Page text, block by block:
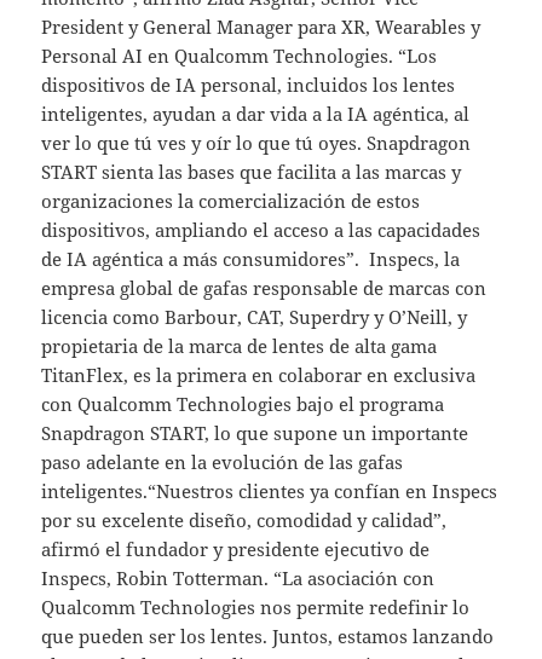
President y General Manager para XR, Wearables y
Personal AI en Qualcomm Technologies. “Los
dispositivos de IA personal, incluidos los lentes
inteligentes, ayudan a dar vida a la IA agéntica, al
ver lo que tú ves y oír lo que tú oyes. Snapdragon
START sienta las bases que facilita a las marcas y
organizaciones la comercialización de estos
dispositivos, ampliando el acceso a las capacidades
de IA agéntica a más consumidores”. Inspecs, la
empresa global de gafas responsable de marcas con
licencia como Barbour, CAT, Superdry y O’Neill, y
propietaria de la marca de lentes de alta gama
TitanFlex, es la primera en colaborar en exclusiva
con Qualcomm Technologies bajo el programa
Snapdragon START, lo que supone un importante
paso adelante en la evolución de las gafas
inteligentes.“Nuestros clientes ya confían en Inspecs
por su excelente diseño, comodidad y calidad”,
afirmó el fundador y presidente ejecutivo de
Inspecs, Robin Totterman. “La asociación con
Qualcomm Technologies nos permite redefinir lo
que pueden ser los lentes. Juntos, estamos lanzando